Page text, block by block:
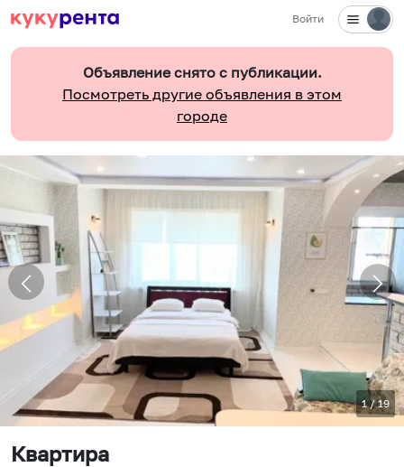
Войти
Объявление снято с публикации.
Посмотреть другие объявления в этом
городе
1/19
Квартира